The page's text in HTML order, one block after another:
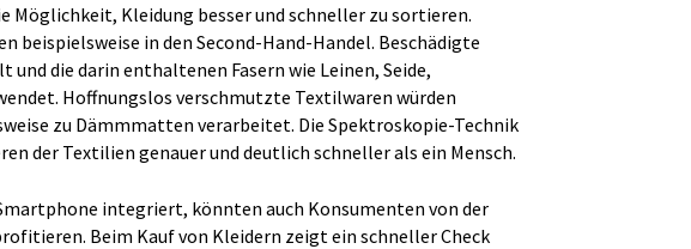
Kleidung besser und schneller zu sortieren.
beispielsweise in den Second-Hand-Handel. Beschädigte
die darin enthaltenen Fasern wie Leinen, Seide,
Hoffnungslos verschmutzte Textilwaren würden
zu Dämmmatten verarbeitet. Die Spektroskopie-Technik
der Textilien genauer und deutlich schneller als ein Mensch.
integriert, könnten auch Konsumenten von der
Beim Kauf von Kleidern zeigt ein schneller Check